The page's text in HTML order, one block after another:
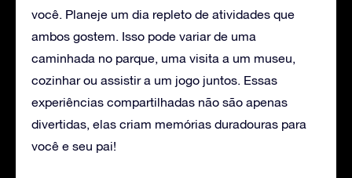
você. Planeje um dia repleto de atividades que
ambos gostem. Isso pode variar de uma
caminhada no parque, uma visita a um museu,
cozinhar ou assistir a um jogo juntos. Essas
experiências compartilhadas não são apenas
divertidas, elas criam memórias duradouras para
você e seu pai!